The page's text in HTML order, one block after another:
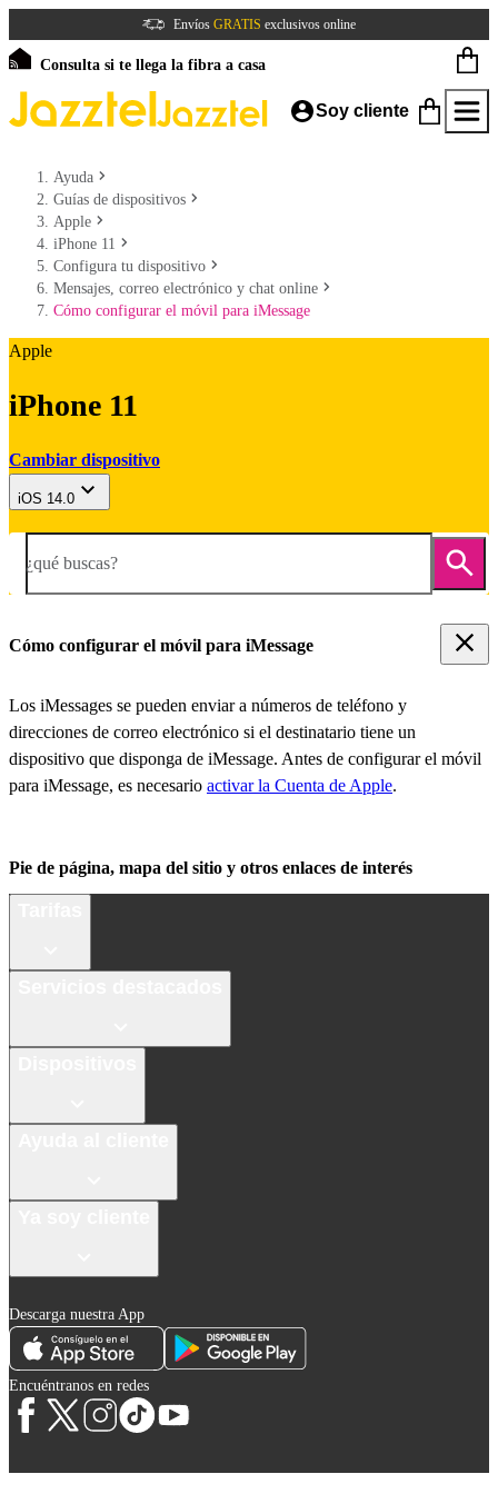
Envíos GRATIS exclusivos online
Consulta si te llega la fibra a casa
Soy cliente
Ayuda
Guías de dispositivos
Apple
iPhone 11
Configura tu dispositivo
Mensajes, correo electrónico y chat online
Cómo configurar el móvil para iMessage
Apple
iPhone 11
Cambiar dispositivo
iOS 14.0
¿qué buscas?
Cómo configurar el móvil para iMessage
Los iMessages se pueden enviar a números de teléfono y
direcciones de correo electrónico si el destinatario tiene un
dispositivo que disponga de iMessage. Antes de configurar el móvil
para iMessage, es necesario activar la Cuenta de Apple.
Pie de página, mapa del sitio y otros enlaces de interés
Descarga nuestra App
Encuéntranos en redes